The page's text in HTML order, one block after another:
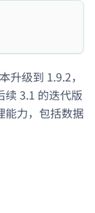
升级到 1.9.2，
3.1 的迭代版
能力，包括数据